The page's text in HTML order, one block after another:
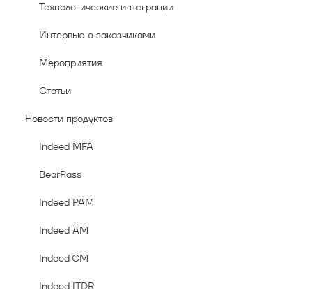
Технологические интеграции
Интервью с заказчиками
Мероприятия
Статьи
Новости продуктов
Indeed MFA
BearPass
Indeed PAM
Indeed AM
Indeed CM
Indeed ITDR